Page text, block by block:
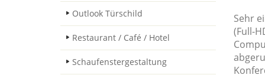
Outlook Türschild
Restaurant / Café / Hotel
Schaufenstergestaltung
Sehr
(Full-